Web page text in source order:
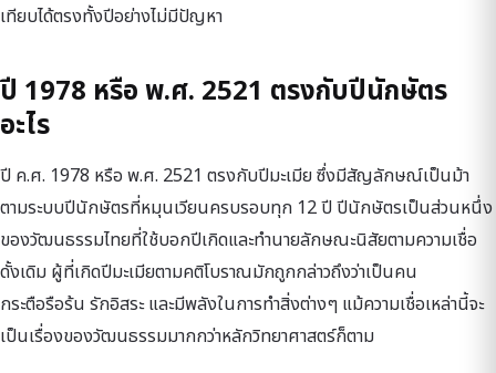
เทียบได้ตรงทั้งปีอย่างไม่มีปัญหา
ปี 1978 หรือ พ.ศ. 2521 ตรงกับปีนักษัตร
อะไร
ปี ค.ศ. 1978 หรือ พ.ศ. 2521 ตรงกับปีมะเมีย ซึ่งมีสัญลักษณ์เป็นม้า
ตามระบบปีนักษัตรที่หมุนเวียนครบรอบทุก 12 ปี ปีนักษัตรเป็นส่วนหนึ่ง
ของวัฒนธรรมไทยที่ใช้บอกปีเกิดและทำนายลักษณะนิสัยตามความเชื่อ
ดั้งเดิม ผู้ที่เกิดปีมะเมียตามคติโบราณมักถูกกล่าวถึงว่าเป็นคน
กระตือรือร้น รักอิสระ และมีพลังในการทำสิ่งต่างๆ แม้ความเชื่อเหล่านี้จะ
เป็นเรื่องของวัฒนธรรมมากกว่าหลักวิทยาศาสตร์ก็ตาม